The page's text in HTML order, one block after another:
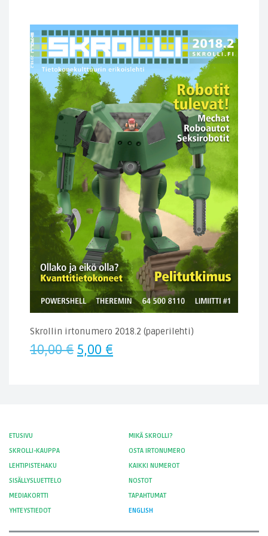
oli:
9,90 €.
on:
5,00 €.
Skrollin irtonumero 2018.2 (paperilehti)
10,00€ Alkuperäinen
5,00 €Nykyinen
ETUSIVU
MIKÄ SKROLLI?
SKROLLI-KAUPPA
OSTA IRTONUMERO
LEHTIPISTEHAKU
KAIKKI NUMEROT
SISÄLLYSLUETTELO
NOSTOT
MEDIAKORTTI
TAPAHTUMAT
YHTEYSTIEDOT
ENGLISH